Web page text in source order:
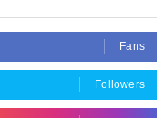
Followers
Followers